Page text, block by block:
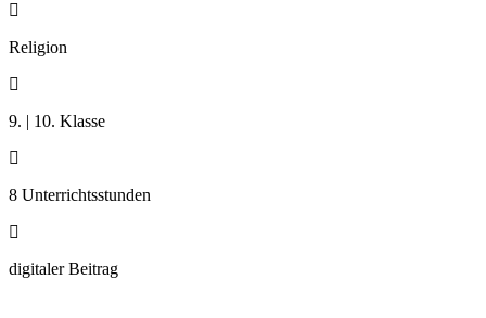

Religion

9. | 10. Klasse

8 Unterrichtsstunden

digitaler Beitrag